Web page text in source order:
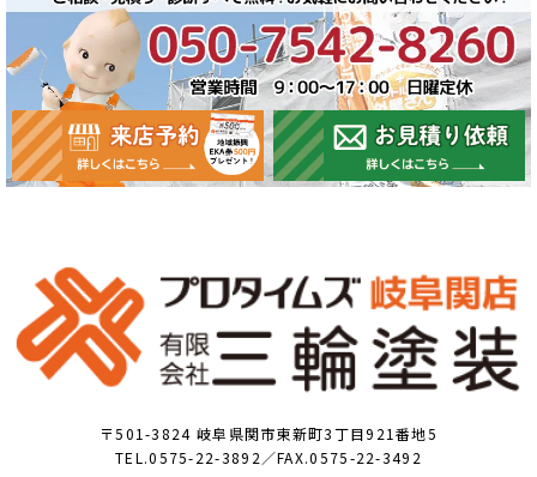
〒501-3824 岐阜県関市東新町3丁目921番地5
TEL.0575-22-3892／FAX.0575-22-3492